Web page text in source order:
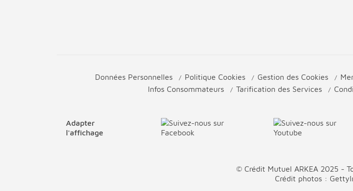
Données Personnelles Politique Cookies Gestion des Cookies
Infos Consommateurs
Tarification des Services
Adapter
l'affichage
© Crédit Mutuel ARKEA 2025 -
Crédit photos :